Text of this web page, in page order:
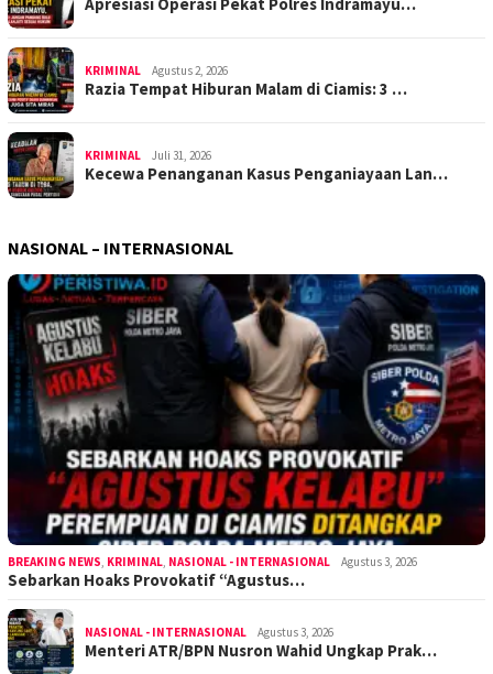
Apresiasi Operasi Pekat Polres Indramayu…
KRIMINAL Agustus 2, 2026
Razia Tempat Hiburan Malam di Ciamis: 3 …
KRIMINAL Juli 31, 2026
Kecewa Penanganan Kasus Penganiayaan Lan…
NASIONAL – INTERNASIONAL
BREAKING NEWS, KRIMINAL, NASIONAL - INTERNASIONAL Agustus 3, 2026
Sebarkan Hoaks Provokatif “Agustus…
NASIONAL - INTERNASIONAL Agustus 3, 2026
Menteri ATR/BPN Nusron Wahid Ungkap Prak…